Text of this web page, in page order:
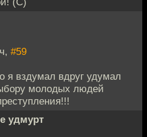
#59
я вздумал вдруг удумал
молодых людей
удмурт